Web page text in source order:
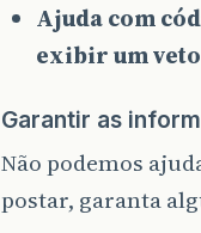
Ajuda com
exibir um
Garantir as
Não podemos
postar, garanta